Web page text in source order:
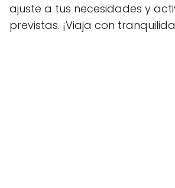
ajuste a tus necesidades y
previstas. ¡Viaja con